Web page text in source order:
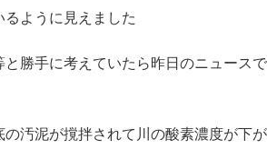
ように見えました
勝手に考えていたら昨日のニュース
汚泥が撹拌されて川の酸素濃度が下